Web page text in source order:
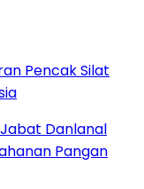
Pencak Silat
Danlanal
Pangan